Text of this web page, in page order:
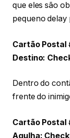
que eles são
pequeno delay
Cartão Postal
Destino:
Dentro do
frente do
Cartão Postal
Agulha: